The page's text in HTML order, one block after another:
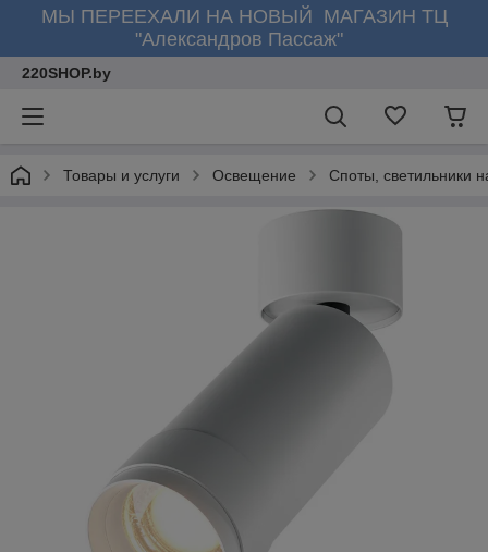
МЫ ПЕРЕЕХАЛИ НА НОВЫЙ МАГАЗИН ТЦ
"Александров Пассаж"
220SHOP.by
Товары и услуги Освещение Споты, светильники